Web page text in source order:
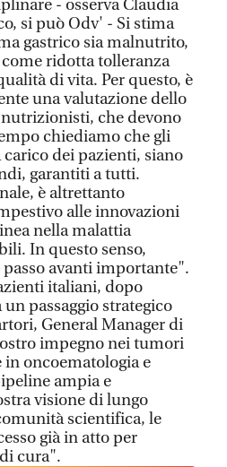
- osserva Claudia
si può Odv' - Si stima
gastrico sia malnutrito,
ridotta tolleranza
di vita. Per questo, è
una valutazione dello
che devono
chiediamo che gli
dei pazienti, siano
garantiti a tutti.
è altrettanto
alle innovazioni
nella malattia
In questo senso,
avanti importante".
italiani, dopo
passaggio strategico
General Manager di
impegno nei tumori
oncoematologia e
ampia e
visione di lungo
scientifica, le
già in atto per
cura".